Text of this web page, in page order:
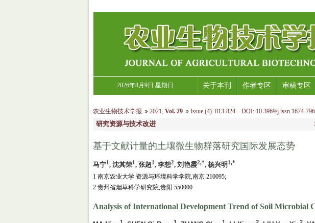
2026年8月9日 星期日 关于本刊 作者专区 审稿专区
农业生物技术学报 2021, Vol. 29 Issue (4):813-824 DOI: 10.3969/j.issn.1674-
研究资源与技术改进
基于文献计量的土壤微生物群落研究国际发展态势
马宁1, 沈其荣1, 张超1, 李想2, 刘艳霞2,*, 杨兴明1,*
1 南京农业大学 资源与环境科学学院,南京 210095;
2 贵州省烟草科学研究院,贵阳 550000
Analysis of International Development Trend of Soil Microbial